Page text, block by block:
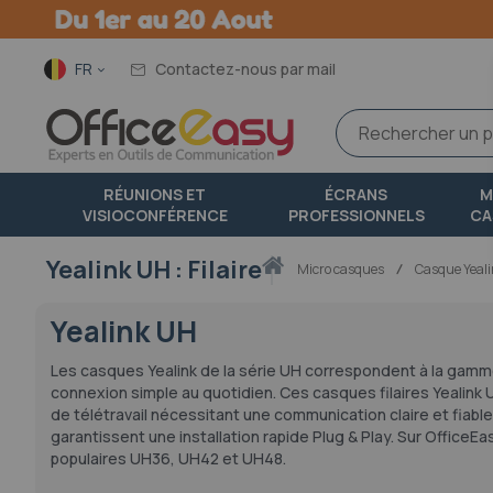
Langue
FR Contactez-nous par mail
RÉUNIONS ET
VISIOCONFÉRENCE
ÉCRANS
PROFESSIONNELS
Accueilmicro casques Casque
Yealink UH : Filaire
Yealink UH
Les casques Yealink de la série UH correspondent à la
connexion simple au quotidien. Ces casques filaires
de télétravail nécessitant une communication claire et
garantissent une installation rapide Plug & Play. Sur
populaires UH36, UH42 et UH48.